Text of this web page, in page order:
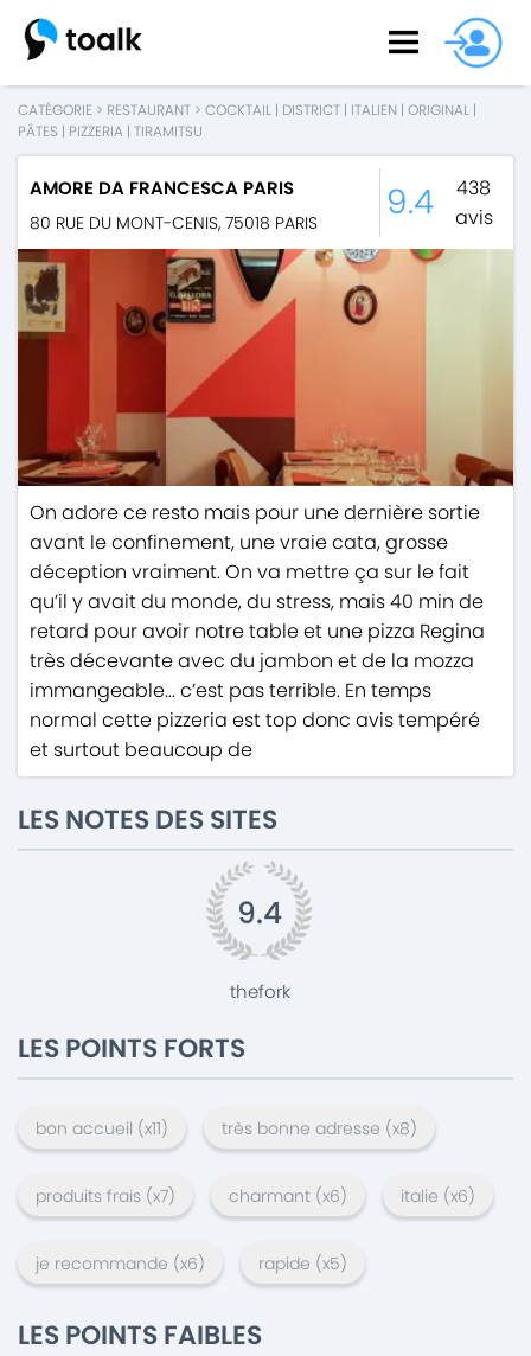
CATÉGORIE > RESTAURANT > COCKTAIL | DISTRICT | ITALIEN | ORIGINAL |
PÂTES | PIZZERIA | TIRAMITSU
AMORE DA FRANCESCA PARIS
80 RUE DU MONT-CENIS, 75018 PARIS 9.4
438
avis
On adore ce resto mais pour une dernière sortie
avant le confinement, une vraie cata, grosse
déception vraiment. On va mettre ça sur le fait
qu’il y avait du monde, du stress, mais 40 min de
retard pour avoir notre table et une pizza Regina
très décevante avec du jambon et de la mozza
immangeable... c’est pas terrible. En temps
normal cette pizzeria est top donc avis tempéré
et surtout beaucoup de
LES NOTES DES SITES
9.4
thefork
LES POINTS FORTS
bon accueil (x11) très bonne adresse (x8)
produits frais (x7) charmant (x6) italie (x6)
je recommande (x6) rapide (x5)
LES POINTS FAIBLES